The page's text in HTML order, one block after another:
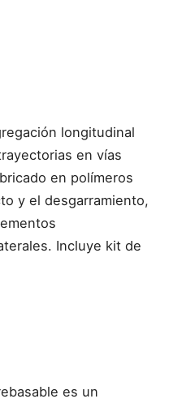
longitudinal
en vías
en polímeros
y el desgarramiento,
Incluye kit de
es un